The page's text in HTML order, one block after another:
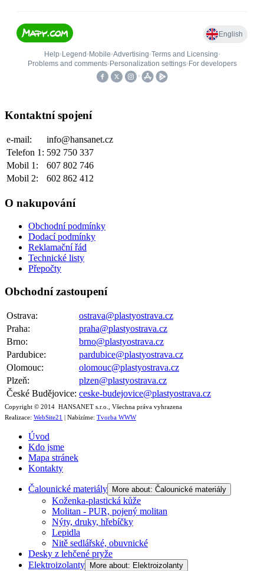
Kontaktní spojení
e-mail:
info@hansanet.cz
Telefon 1: 592 750 337
Mobil 1:
607 802 746
Mobil 2:
602 862 412
O nakupování
Obchodní podmínky
Dodací podmínky
Reklamační řád
Technické listy
Přepočty
Obchodní zastoupení
Ostrava:
ostrava@plastyostrava.cz
Praha:
praha@plastyostrava.cz
Brno:
brno@plastyostrava.cz
Pardubice:
pardubice@plastyostrava.cz
Olomouc:
olomouc@plastyostrava.cz
Plzeň:
plzen@plastyostrava.cz
České Budějovice: ceske-budejovice@plastyostrava.cz
Copyright © 2014 HANSANET s.r.o., Všechna práva vyhrazena
Realizace: WebSite21 | Nabízíme: Tvorba WWW
Úvod
Kdo jsme
Mapa stránek
Kontakty
Čalounické materiály More about: Čalounické materiály
Koženka-plastická kůže
Molitan - PUR, pojený molitan
Nýty, druky, hřebíčky
Lepidla
Nitě sedlářské, obuvnické
Desky z lehčené pryže
Elektroizolanty
More about: Elektroizolanty